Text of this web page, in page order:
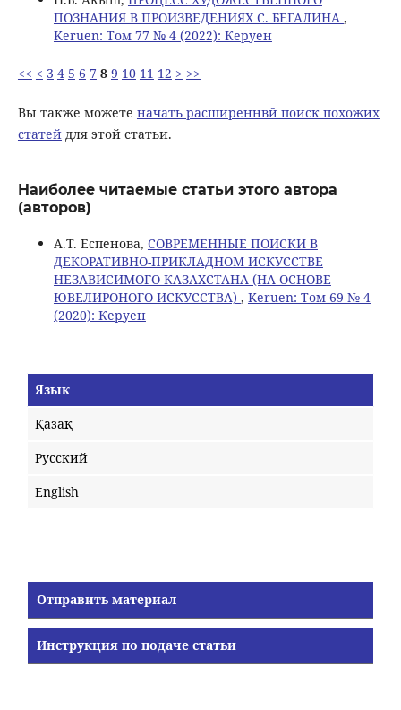
ПОЗНАНИЯ В ПРОИЗВЕДЕНИЯХ С. БЕГАЛИНА ,
Keruen: Том 77 № 4 (2022): Керуен
<< < 3 4 5 6 7 8 9 10 11 12 > >>
Вы также можете начать расширеннвй поиск похожих
статейдля этой статьи.
Наиболее читаемые статьи этого автора
(авторов)
А.Т. Еспенова, СОВРЕМЕННЫЕ ПОИСКИ В
ДЕКОРАТИВНО-ПРИКЛАДНОМ ИСКУССТВЕ
НЕЗАВИСИМОГО КАЗАХСТАНА (НА ОСНОВЕ
ЮВЕЛИРОНОГО ИСКУССТВА) , Keruen: Том 69 № 4
(2020): Керуен
Язык
Қазақ
Русский
English
Отправить материал
Инструкция по подаче статьи